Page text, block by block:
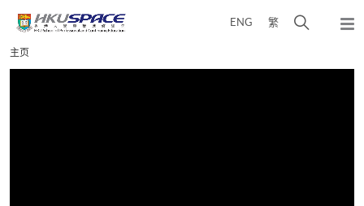
content
ENG 繁
弹
Main
content
主页